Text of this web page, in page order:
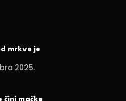
mrkve je
2025.